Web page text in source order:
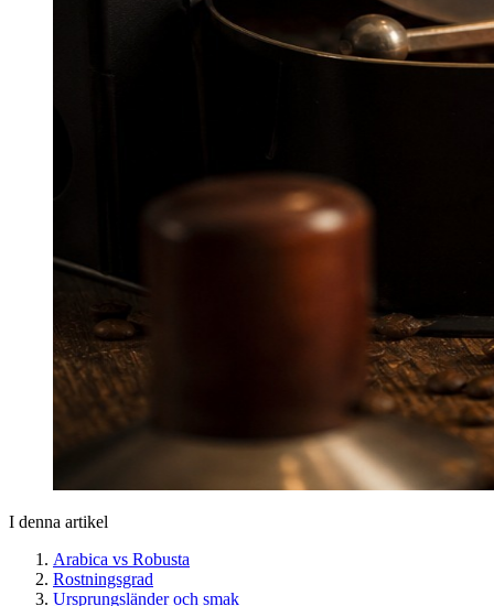
I denna artikel
Arabica vs Robusta
Rostningsgrad
Ursprungsländer och smak